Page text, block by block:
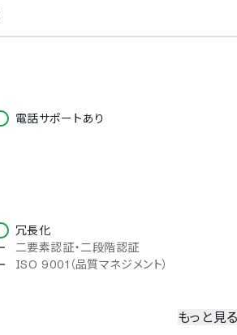
電話サポートあり
冗長化
二要素認証・二段階認証
ISO 9001（品質マネジメント）
もっと見